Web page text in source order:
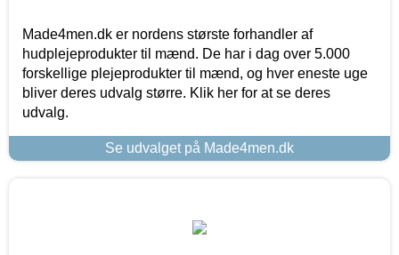
Made4men.dk er nordens største forhandler af
hudplejeprodukter til mænd. De har i dag over 5.000
forskellige plejeprodukter til mænd, og hver eneste uge
bliver deres udvalg større. Klik her for at se deres
udvalg.
Se udvalget på Made4men.dk